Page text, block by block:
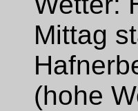
Mittag
(hohe